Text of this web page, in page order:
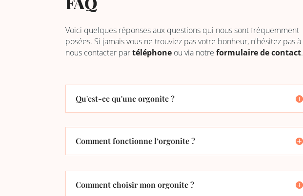
Voici quelques réponses aux questions qui nous sont fréquemment
posées. Si jamais vous ne trouviez pas votre bonheur, n'hésitez pas à
nous contacter partéléphone ou via notreformulaire de contact.
Qu'est-ce qu'une orgonite ?
Comment fonctionne l’orgonite ?
Comment choisir mon orgonite ?